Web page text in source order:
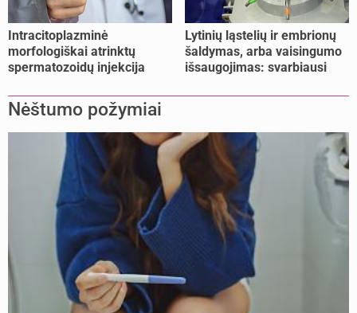
Intracitoplazminė
morfologiškai atrinktų
spermatozoidų injekcija
Lytinių ląstelių ir embrionų
šaldymas, arba vaisingumo
išsaugojimas: svarbiausi
Nėštumo požymiai